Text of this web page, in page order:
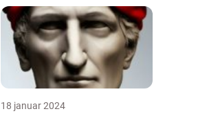
18 januar 2024